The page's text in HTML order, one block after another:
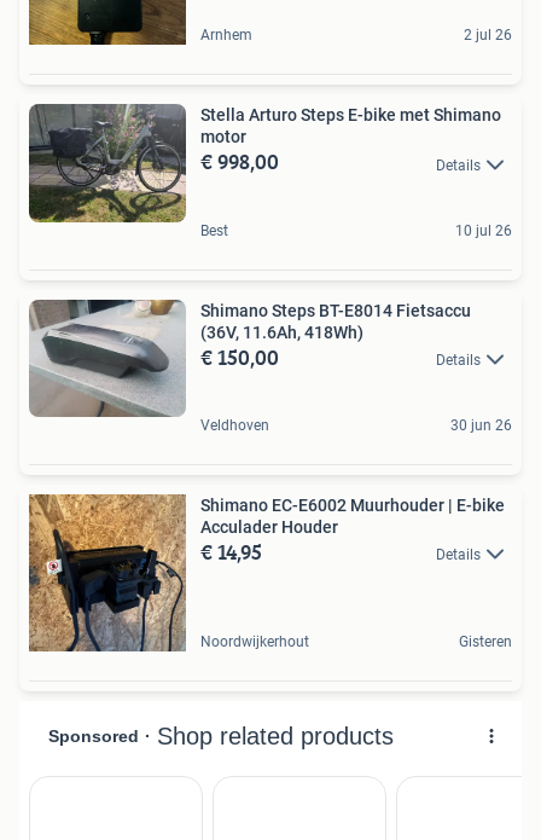
Arnhem 2 jul 26
Stella Arturo Steps E-bike met Shimano
motor
€ 998,00 Details
Best 10 jul 26
Shimano Steps BT-E8014 Fietsaccu
(36V, 11.6Ah, 418Wh)
€ 150,00 Details
Veldhoven 30 jun 26
Shimano EC-E6002 Muurhouder | E-bike
Acculader Houder
€ 14,95 Details
Noordwijkerhout Gisteren